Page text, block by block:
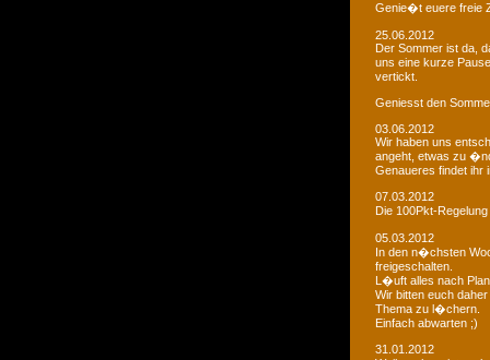
Genie�t euere freie
25.06.2012
Der Sommer ist da,
uns eine kurze
vertickt.
Geniesst den
03.06.2012
Wir haben uns
angeht, etwas zu
Genaueres findet ihr
07.03.2012
Die 100Pkt-
05.03.2012
In den n�chsten
freigeschalten.
L�uft alles nach
Wir bitten euch
Thema zu l�chern.
Einfach abwarten ;)
31.01.2012